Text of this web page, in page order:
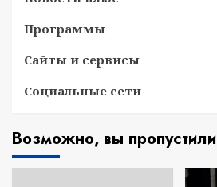
Программы
Сайты и сервисы
Социальные сети
Возможно, вы пропустили